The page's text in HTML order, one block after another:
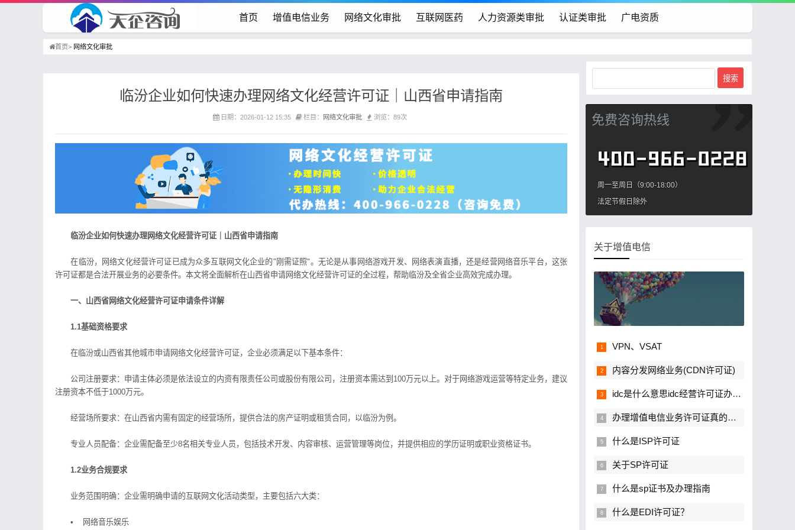
首页 增值电信业务 网络文化审批 互联网医药 人力资源类审批 认证类审批 广电资质
首页> 网络文化审批
临汾企业如何快速办理网络文化经营许可证｜山西省申请指南
日期：2026-01-12 15:35 栏目： 网络文化审批 浏览：89次
临汾企业如何快速办理网络文化经营许可证｜山西省申请指南
在临汾，网络文化经营许可证已成为众多互联网文化企业的"刚需证照"。无论是从事网络游戏开发、网络表演直播，还是经营网络音乐平台，这张
许可证都是合法开展业务的必要条件。本文将全面解析在山西省申请网络文化经营许可证的全过程，帮助临汾及全省企业高效完成办理。
一、山西省网络文化经营许可证申请条件详解
1.1基础资格要求
在临汾或山西省其他城市申请网络文化经营许可证，企业必须满足以下基本条件：
公司注册要求：申请主体必须是依法设立的内资有限责任公司或股份有限公司，注册资本需达到100万元以上。对于网络游戏运营等特定业务，建议
注册资本不低于1000万元。
经营场所要求：在山西省内需有固定的经营场所，提供合法的房产证明或租赁合同，以临汾为例。
专业人员配备：企业需配备至少8名相关专业人员，包括技术开发、内容审核、运营管理等岗位，并提供相应的学历证明或职业资格证书。
1.2业务合规要求
业务范围明确：企业需明确申请的互联网文化活动类型，主要包括六大类：
• 网络音乐娱乐
免费咨询热线
周一至周日（9:00-18:00）
法定节假日除外
关于增值电信
VPN、VSAT
内容分发网络业务(CDN许可证)
idc是什么意思idc经营许可证办理流程
办理增值电信业务许可证真的很难吗？
什么是ISP许可证
关于SP许可证
什么是sp证书及办理指南
什么是EDI许可证？